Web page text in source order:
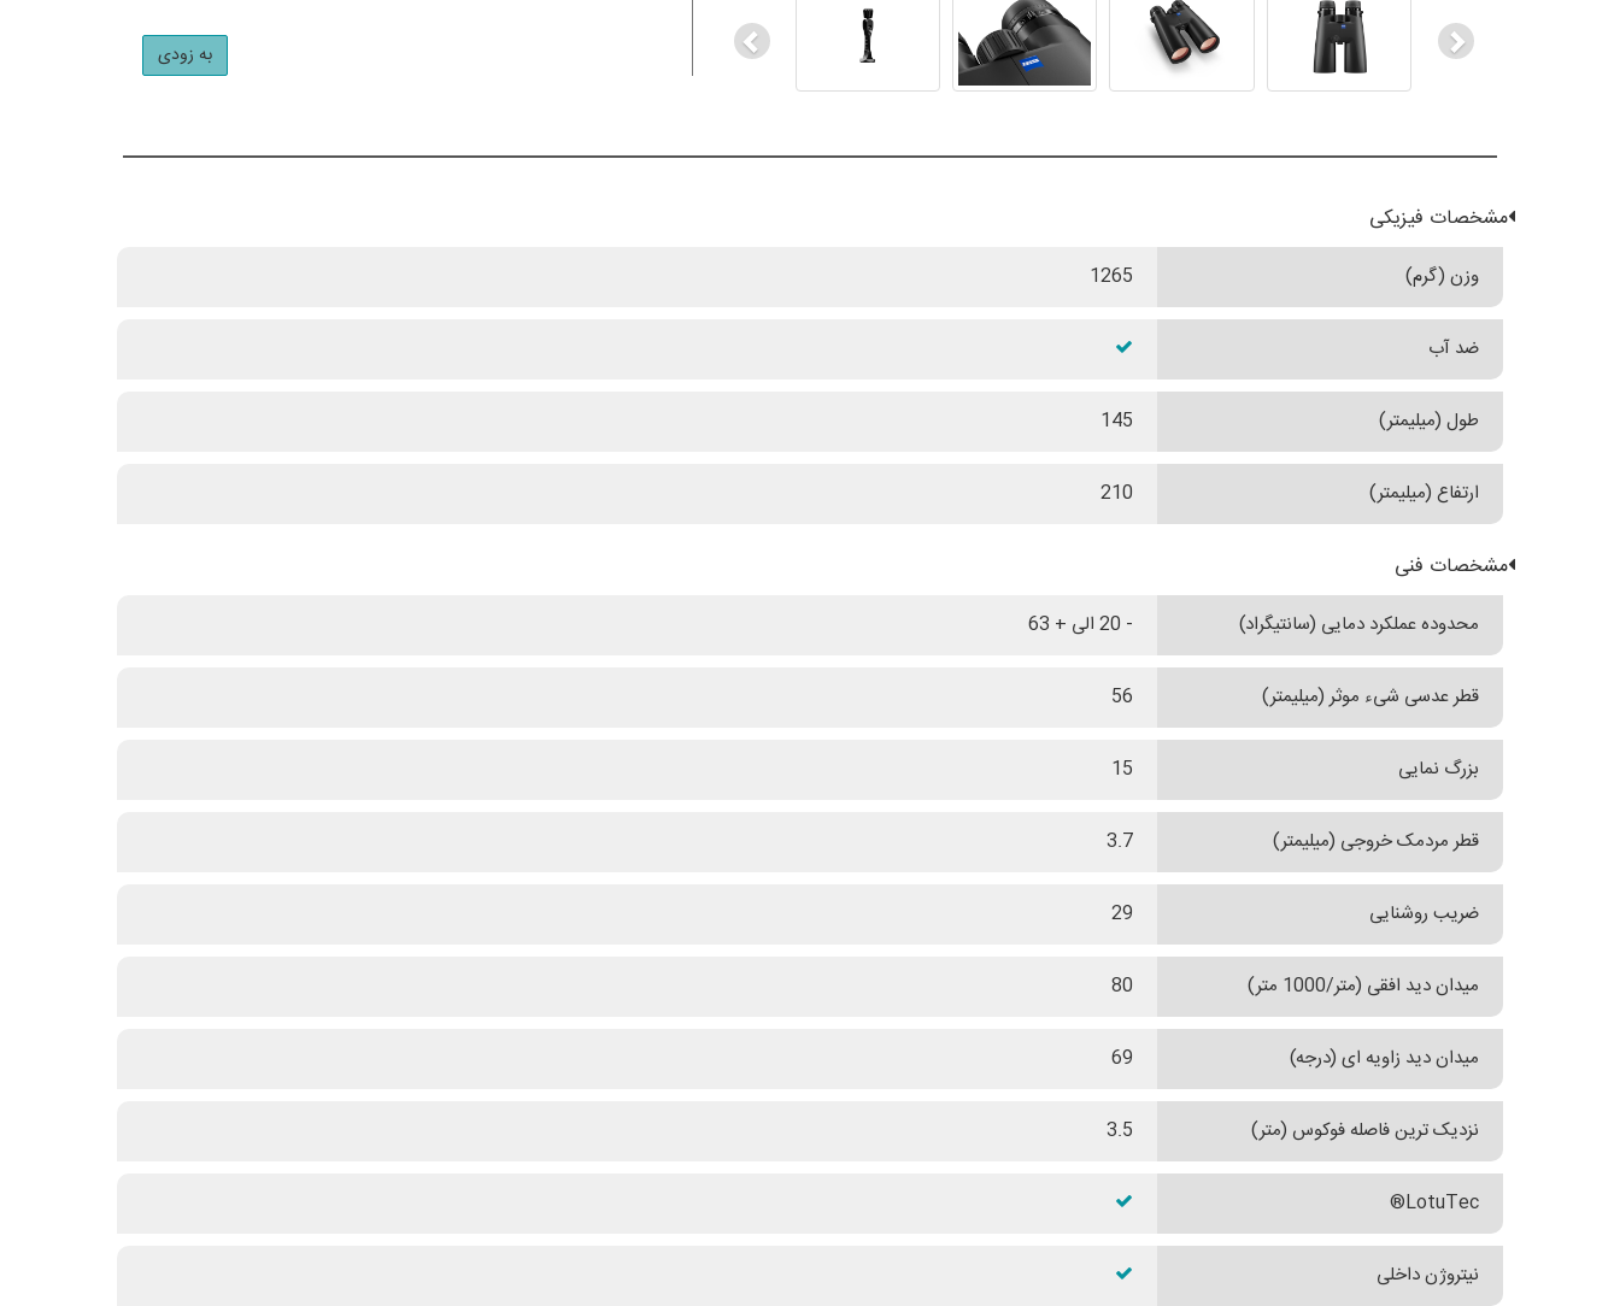
به زودی
مشخصات فیزیکی
وزن (گرم) 1265
ضد آب
طول (میلیمتر) 145
ارتفاع (میلیمتر) 210
مشخصات فنی
محدوده عملکرد دمایی (سانتیگراد) - 20 الی + 63
قطر عدسی شیء موثر (میلیمتر) 56
بزرگ نمایی 15
قطر مردمک خروجی (میلیمتر) 3.7
ضریب روشنایی 29
میدان دید افقی (متر/1000 متر) 80
میدان دید زاویه ای (درجه) 69
نزدیک ترین فاصله فوکوس (متر) 3.5
LotuTec®
نیتروژن داخلی